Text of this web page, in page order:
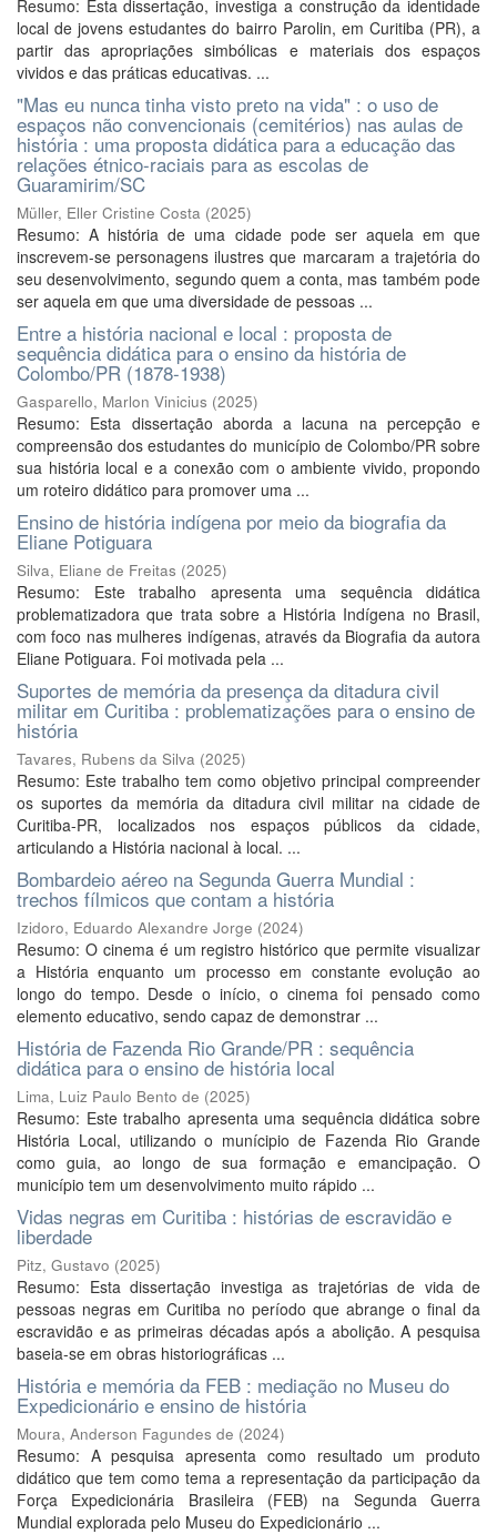
Resumo: Esta dissertação, investiga a construção da identidade
local de jovens estudantes do bairro Parolin, em Curitiba (PR), a
partir das apropriações simbólicas e materiais dos espaços
vividos e das práticas educativas. ...
"Mas eu nunca tinha visto preto na vida" : o uso de
espaços não convencionais (cemitérios) nas aulas de
história : uma proposta didática para a educação das
relações étnico-raciais para as escolas de
Guaramirim/SC
Müller, Eller Cristine Costa (2025)
Resumo: A história de uma cidade pode ser aquela em que
inscrevem-se personagens ilustres que marcaram a trajetória do
seu desenvolvimento, segundo quem a conta, mas também pode
ser aquela em que uma diversidade de pessoas ...
Entre a história nacional e local : proposta de
sequência didática para o ensino da história de
Colombo/PR (1878-1938)
Gasparello, Marlon Vinicius (2025)
Resumo: Esta dissertação aborda a lacuna na percepção e
compreensão dos estudantes do município de Colombo/PR sobre
sua história local e a conexão com o ambiente vivido, propondo
um roteiro didático para promover uma ...
Ensino de história indígena por meio da biografia da
Eliane Potiguara
Silva, Eliane de Freitas (2025)
Resumo: Este trabalho apresenta uma sequência didática
problematizadora que trata sobre a História Indígena no Brasil,
com foco nas mulheres indígenas, através da Biografia da autora
Eliane Potiguara. Foi motivada pela ...
Suportes de memória da presença da ditadura civil
militar em Curitiba : problematizações para o ensino de
história
Tavares, Rubens da Silva (2025)
Resumo: Este trabalho tem como objetivo principal compreender
os suportes da memória da ditadura civil militar na cidade de
Curitiba-PR, localizados nos espaços públicos da cidade,
articulando a História nacional à local. ...
Bombardeio aéreo na Segunda Guerra Mundial :
trechos fílmicos que contam a história
Izidoro, Eduardo Alexandre Jorge (2024)
Resumo: O cinema é um registro histórico que permite visualizar
a História enquanto um processo em constante evolução ao
longo do tempo. Desde o início, o cinema foi pensado como
elemento educativo, sendo capaz de demonstrar ...
História de Fazenda Rio Grande/PR : sequência
didática para o ensino de história local
Lima, Luiz Paulo Bento de (2025)
Resumo: Este trabalho apresenta uma sequência didática sobre
História Local, utilizando o munícipio de Fazenda Rio Grande
como guia, ao longo de sua formação e emancipação. O
município tem um desenvolvimento muito rápido ...
Vidas negras em Curitiba : histórias de escravidão e
liberdade
Pitz, Gustavo (2025)
Resumo: Esta dissertação investiga as trajetórias de vida de
pessoas negras em Curitiba no período que abrange o final da
escravidão e as primeiras décadas após a abolição. A pesquisa
baseia-se em obras historiográficas ...
História e memória da FEB : mediação no Museu do
Expedicionário e ensino de história
Moura, Anderson Fagundes de (2024)
Resumo: A pesquisa apresenta como resultado um produto
didático que tem como tema a representação da participação da
Força Expedicionária Brasileira (FEB) na Segunda Guerra
Mundial explorada pelo Museu do Expedicionário ...